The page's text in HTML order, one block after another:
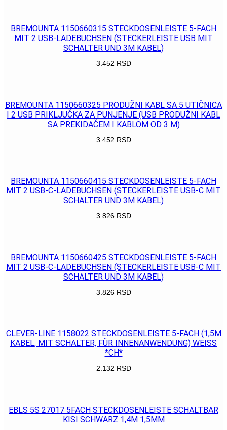
BREMOUNTA 1150660315 STECKDOSENLEISTE 5-FACH
MIT 2 USB-LADEBUCHSEN (STECKERLEISTE USB MIT
SCHALTER UND 3M KABEL)
3.452 RSD
BREMOUNTA 1150660325 PRODUŽNI KABL SA 5 UTIČNICA
I 2 USB PRIKLJUČKA ZA PUNJENJE (USB PRODUŽNI KABL
SA PREKIDAČEM I KABLOM OD 3 M)
3.452 RSD
BREMOUNTA 1150660415 STECKDOSENLEISTE 5-FACH
MIT 2 USB-C-LADEBUCHSEN (STECKERLEISTE USB-C MIT
SCHALTER UND 3M KABEL)
3.826 RSD
BREMOUNTA 1150660425 STECKDOSENLEISTE 5-FACH
MIT 2 USB-C-LADEBUCHSEN (STECKERLEISTE USB-C MIT
SCHALTER UND 3M KABEL)
3.826 RSD
CLEVER-LINE 1158022 STECKDOSENLEISTE 5-FACH (1,5M
KABEL, MIT SCHALTER, FÜR INNENANWENDUNG) WEISS
*CH*
2.132 RSD
EBLS 5S 27017 5FACH STECKDOSENLEISTE SCHALTBAR
KISI SCHWARZ 1,4M 1,5MM